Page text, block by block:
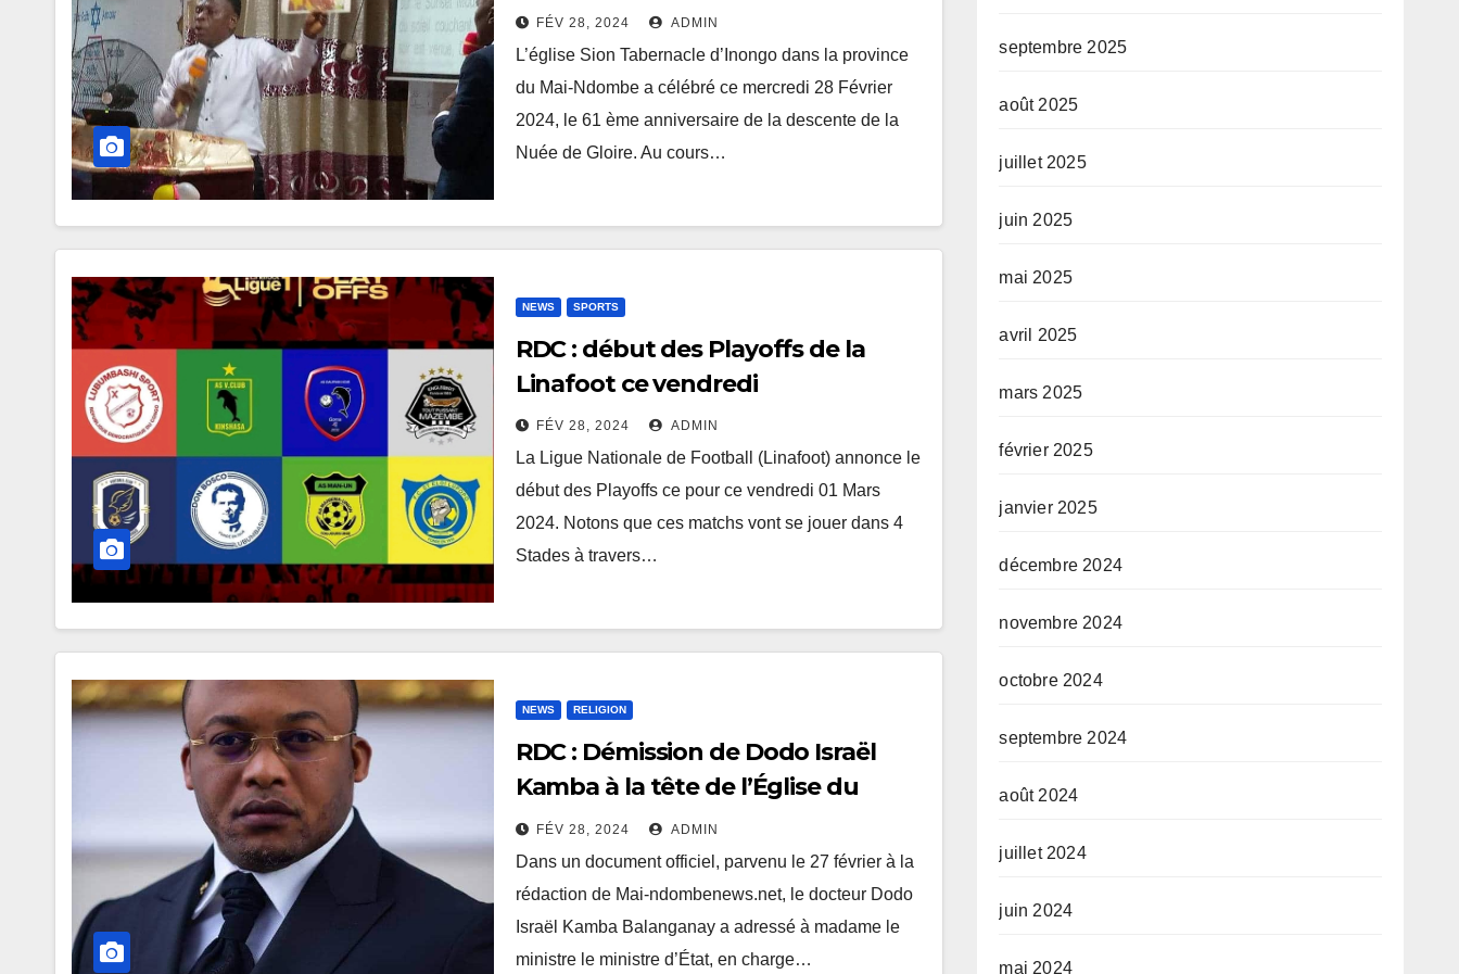
FÉV 28, 2024 ADMIN
L’église Sion Tabernacle d’Inongo dans la province
du Mai-Ndombe a célébré ce mercredi 28 Février
2024, le 61 ème anniversaire de la descente de la
Nuée de Gloire. Au cours…
NEWS SPORTS
RDC : début des Playoffs de la
Linafoot ce vendredi
FÉV 28, 2024 ADMIN
La Ligue Nationale de Football (Linafoot) annonce le
début des Playoffs ce pour ce vendredi 01 Mars
2024. Notons que ces matchs vont se jouer dans 4
Stades à travers…
NEWS RELIGION
RDC : Démission de Dodo Israël
Kamba à la tête de l’Église du
Réveil du Congo
FÉV 28, 2024 ADMIN
Dans un document officiel, parvenu le 27 février à la
rédaction de Mai-ndombenews.net, le docteur Dodo
Israël Kamba Balanganay a adressé à madame le
ministre le ministre d’État, en charge…
septembre 2025
août 2025
juillet 2025
juin 2025
mai 2025
avril 2025
mars 2025
février 2025
janvier 2025
décembre 2024
novembre 2024
octobre 2024
septembre 2024
août 2024
juillet 2024
juin 2024
mai 2024